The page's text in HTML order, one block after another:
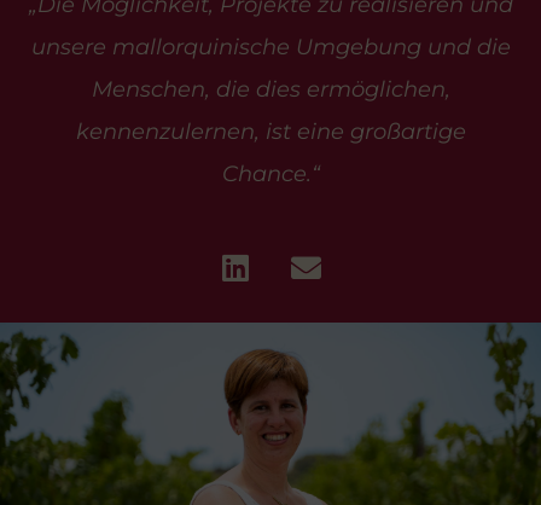
unsere mallorquinische Umgebung und die
Menschen, die dies ermöglichen,
kennenzulernen, ist eine großartige
Chance.“